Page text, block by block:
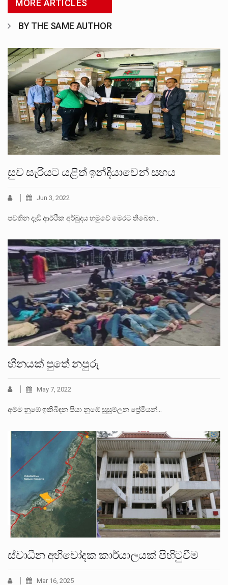
MORE ARTICLES
BY THE SAME AUTHOR
සුව සැරියට යළිත් ඉන්දියාවෙන් සහය
Jun 3, 2022
පවතින දැඩි ආර්ථික අර්බුදය හමුවේ මෙරට තිබෙන…
හීනයක් පුතේ නපුරු
May 7, 2022
අම්ම නුඹේ ඉකිබිඳන පියා නුඹේ සුසුම්ලන ප්‍රේමියන්…
ස්වාධීන අභිචෝදක කාර්යාලයක් පිහිටුවීම
Mar 16, 2025